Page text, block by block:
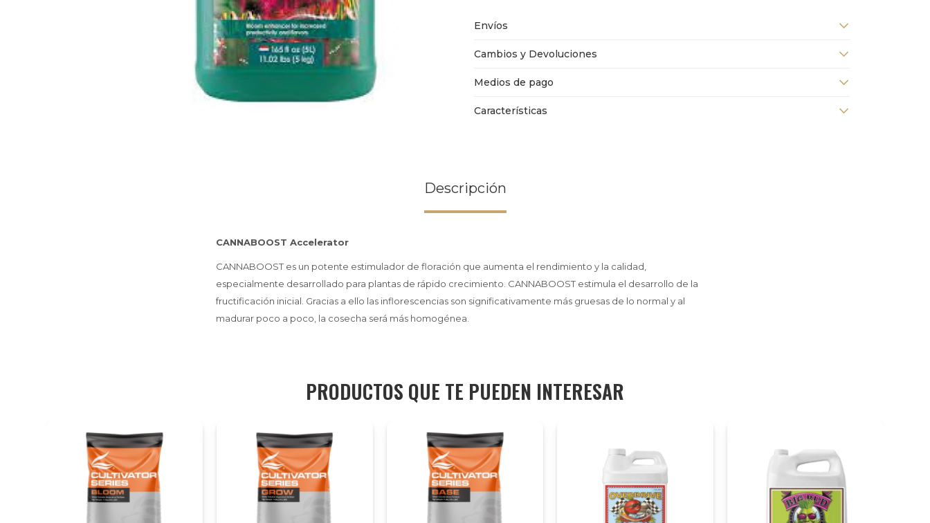
Envíos
Cambios y Devoluciones
Medios de pago
Características
Descripción
CANNABOOST Accelerator
CANNABOOST es un potente estimulador de floración que aumenta el rendimiento y la calidad,
especialmente desarrollado para plantas de rápido crecimiento. CANNABOOST estimula el desarrollo de la
fructificación inicial. Gracias a ello las inflorescencias son significativamente más gruesas de lo normal y al
madurar poco a poco, la cosecha será más homogénea.
PRODUCTOS QUE TE PUEDEN INTERESAR